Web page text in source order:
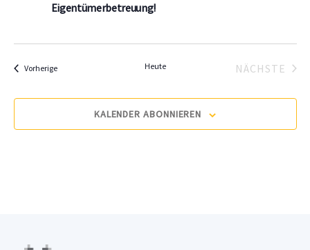
Eigentümerbetreuung!
VorherigeVeranstaltungen Heute
NÄCHSTE
KALENDER ABONNIEREN